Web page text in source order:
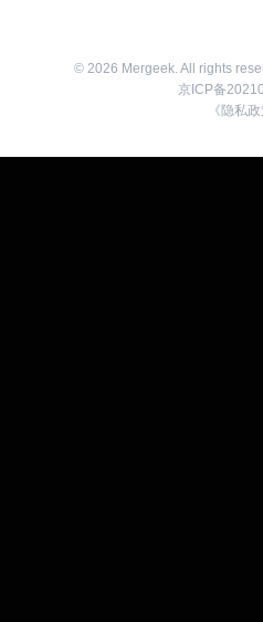
© 2026 Mergeek. All rights
京ICP备
《隐私政